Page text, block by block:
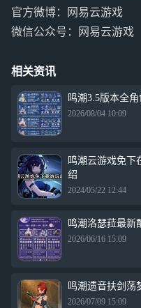
官方微博：网易云游戏
微信公众号：网易云游戏
相关资讯
鸣潮3.5版本全
2026/08/04 10:09
鸣潮云游戏免下
绍
2024/05/22 12:44
鸣潮洛瑟菈最新
2026/06/16 15:09
鸣潮遗音扶剑荡
2026/07/09 15:09